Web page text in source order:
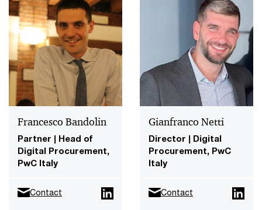
Francesco Bandolin
Partner | Head of
Digital Procurement,
PwC Italy
Contact
Gianfranco Netti
Director | Digital
Procurement, PwC
Italy
Contact